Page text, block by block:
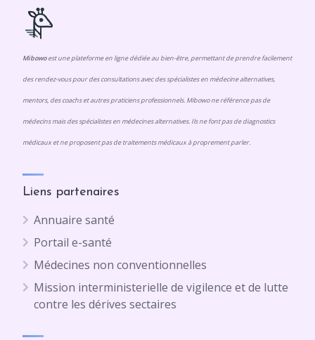
Mibowoest une plateforme en ligne dédiée au bien-être, permettant de prendre facilement
des rendez-vous pour des consultations avec des spécialistes en médecine alternatives,
mentors, des coachs et autres praticiens professionnels. Mibowo ne référence pas de
médecins mais des spécialistes en médecines alternatives. Ils ne font pas de diagnostics
médicaux et ne proposent pas de traitements médicaux à proprement parler.
Liens partenaires
Annuaire santé
Portail e-santé
Médecines non conventionnelles
Mission interministerielle de vigilence et de lutte
contre les dérives sectaires